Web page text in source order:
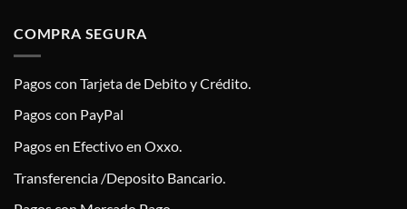
COMPRA SEGURA
Pagos con Tarjeta de Debito y Crédito.
Pagos con PayPal
Pagos en Efectivo en Oxxo.
Transferencia /Deposito Bancario.